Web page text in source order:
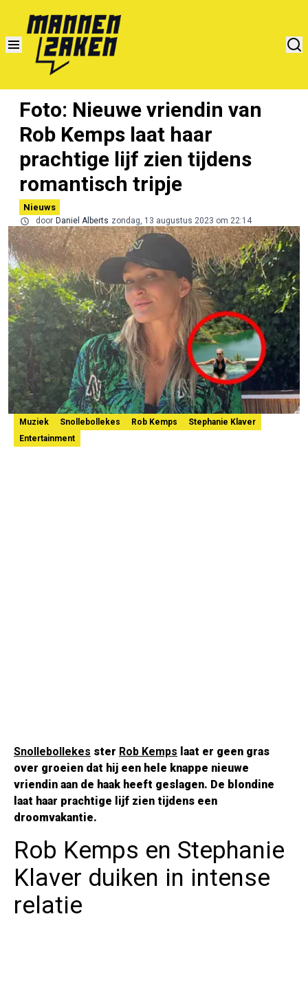
Foto: Nieuwe vriendin van
Rob Kemps laat haar
prachtige lijf zien tijdens
romantisch tripje
Nieuws
door Daniel Alberts zondag, 13 augustus 2023 om 22:14
Muziek Snollebollekes Rob Kemps
Stephanie Klaver
Entertainment
Snollebollekes ster Rob Kemps laat er geen gras
over groeien dat hij een hele knappe nieuwe
vriendin aan de haak heeft geslagen. De blondine
laat haar prachtige lijf zien tijdens een
droomvakantie.
Rob Kemps en Stephanie
Klaver duiken in intense
relatie